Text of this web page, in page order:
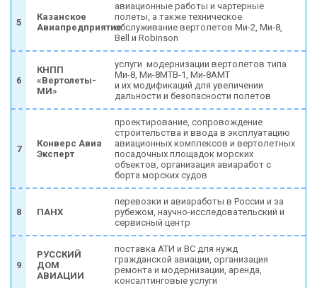
5
Казанское
Авиапредприятие
авиационные работы и чартерные
полеты, а также техническое
обслуживание вертолетов Ми-2, Ми-8,
Bеll и Robinson
6
КНПП
«Вертолеты-
МИ»
услуги модернизации вертолетов типа
Ми-8, Ми-8МТВ-1, Ми-8АМТ
и их модификаций для увеличении
дальности и безопасности полетов
7
Конверс Авиа
Эксперт
проектирование, сопровождение
строительства и ввода в эксплуатацию
авиационных комплексов и вертолетных
посадочных площадок морских
объектов, организация авиаработ с
борта морских судов
8 ПАНХ
перевозки и авиаработы в России и за
рубежом, научно-исследовательский и
сервисный центр
9
РУССКИЙ
ДОМ
АВИАЦИИ
поставка АТИ и ВС для нужд
гражданской авиации, организация
ремонта и модернизации, аренда,
консалтинговые услуги